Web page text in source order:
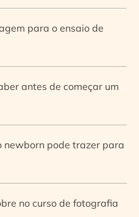
para o ensaio de
antes de começar um
newborn pode trazer para
no curso de fotografia